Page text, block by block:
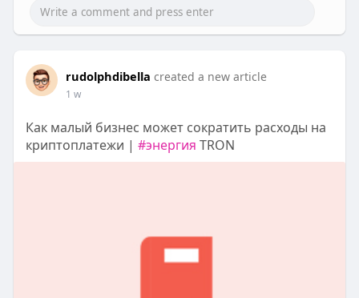
rudolphdibella created a new article
1 w
Как малый бизнес может сократить расходы на
криптоплатежи | #энергия TRON